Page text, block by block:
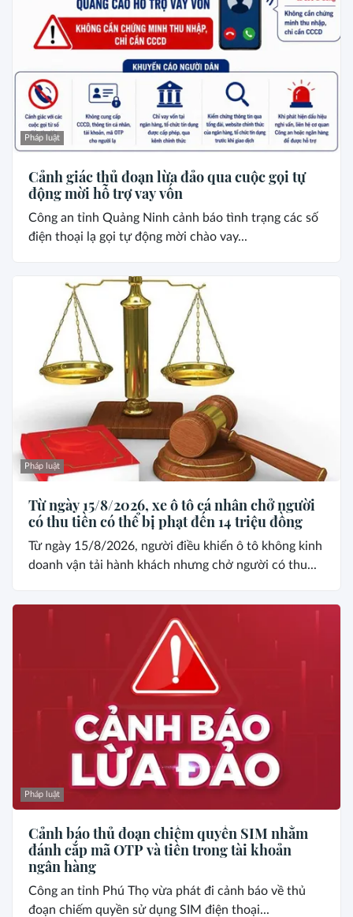
Pháp luật
Cảnh giác thủ đoạn lừa đảo qua cuộc gọi tự
động mời hỗ trợ vay vốn
Công an tỉnh Quảng Ninh cảnh báo tình trạng các số
điện thoại lạ gọi tự động mời chào vay...
Pháp luật
Từ ngày 15/8/2026, xe ô tô cá nhân chở người
có thu tiền có thể bị phạt đến 14 triệu đồng
Từ ngày 15/8/2026, người điều khiển ô tô không kinh
doanh vận tải hành khách nhưng chở người có thu...
Pháp luật
Cảnh báo thủ đoạn chiếm quyền SIM nhằm
đánh cắp mã OTP và tiền trong tài khoản
ngân hàng
Công an tỉnh Phú Thọ vừa phát đi cảnh báo về thủ
đoạn chiếm quyền sử dụng SIM điện thoại...